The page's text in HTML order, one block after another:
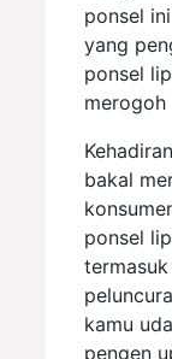
ponsel
yang
ponsel
bakal
ponsel
kamu
pengen